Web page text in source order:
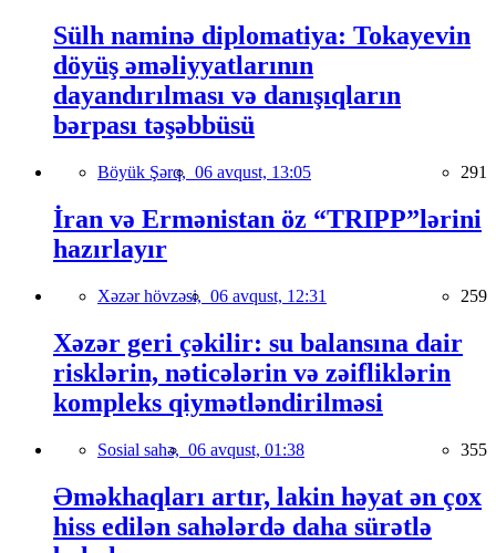
Sülh naminə diplomatiya: Tokayevin
döyüş əməliyyatlarının
dayandırılması və danışıqların
bərpası təşəbbüsü
Böyük Şərq, 06 avqust, 13:05 291
İran və Ermənistan öz “TRIPP”lərini
hazırlayır
Xəzər hövzəsi, 06 avqust, 12:31 259
Xəzər geri çəkilir: su balansına dair
risklərin, nəticələrin və zəifliklərin
kompleks qiymətləndirilməsi
Sosial sahə, 06 avqust, 01:38 355
Əməkhaqları artır, lakin həyat ən çox
hiss edilən sahələrdə daha sürətlə